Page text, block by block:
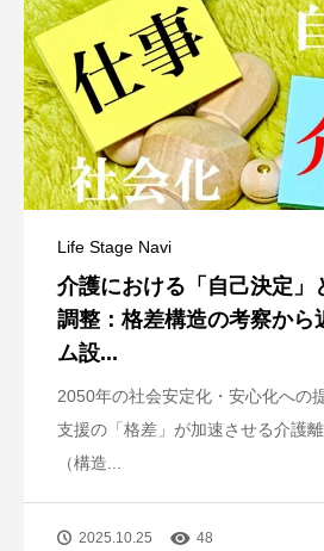
Life Stage Navi
介護における「自己決定」
調整：格差構造の考察から
ム設...
2050年の社会安定化・安心化への
支援の「格差」が加速させる介護
（構造...
2025.10.25 48